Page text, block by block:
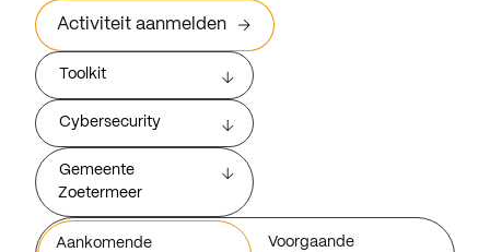
Activiteit aanmelden
Toolkit
Cybersecurity
Gemeente
Zoetermeer
Aankomende
Voorgaande